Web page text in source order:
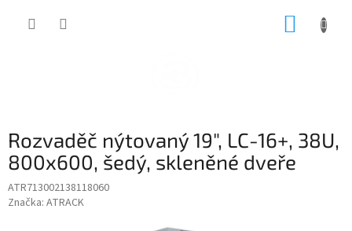
Rozvaděč nýtovaný 19", LC-16+, 38U,
800x600, šedý, skleněné dveře
ATR713002138118060
Značka: ATRACK